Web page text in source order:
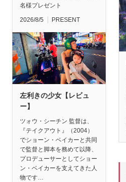
名様プレゼント
2026/8/5 PRESENT
左利きの少女【レビュ
ー】
ツォウ・シーチン 監督は、
『テイクアウト』（2004）
でショーン・ベイカーと共同
で監督と脚本を務めて以降、
プロデューサーとしてショー
ン・ベイカーを支えてきた人
物です…